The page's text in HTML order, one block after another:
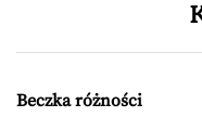
Beczka różności